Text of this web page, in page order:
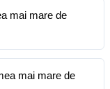
mai mare de
mai mare de